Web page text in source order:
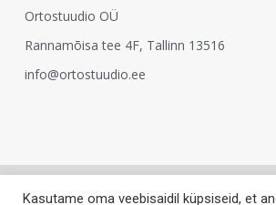
Ortostuudio OÜ
Rannamõisa tee 4F, Tallinn 13516
info@ortostuudio.ee
Kasutame oma veebisaidil küpsiseid, et